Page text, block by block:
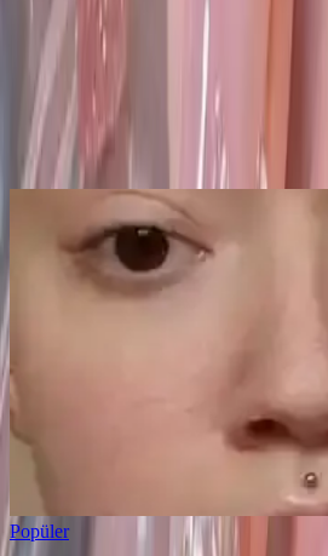
Ayın popüler yazıları
Popüler